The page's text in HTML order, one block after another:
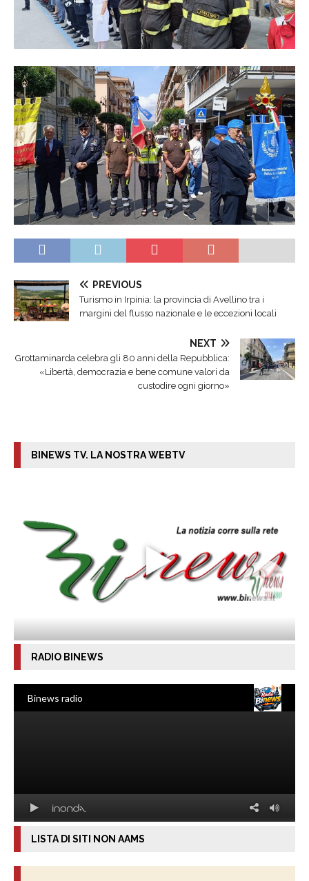
PREVIOUS
Turismo in Irpinia: la provincia di Avellino tra i
margini del flusso nazionale e le eccezioni locali
NEXT
Grottaminarda celebra gli 80 anni della Repubblica:
«Libertà, democrazia e bene comune valori da
custodire ogni giorno»
BINEWS TV. LA NOSTRA WEBTV
RADIO BINEWS
LISTA DI SITI NON AAMS